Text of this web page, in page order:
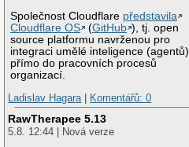
Společnost Cloudflare představila
Cloudflare OS
(GitHub ), tj. open
source platformu navrženou pro
integraci umělé inteligence (agentů)
přímo do pracovních procesů
organizací.
Ladislav Hagara| Komentářů: 0
RawTherapee 5.13
5.8. 12:44 | Nová verze